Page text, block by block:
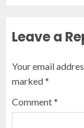
Leave a
Your email
marked*
Comment*